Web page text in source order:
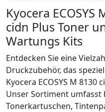
Kyocera ECOSYS
cidn Plus Toner
Wartungs Kits
Entdecken Sie eine
Druckzubehör, das
Kyocera ECOSYS M
Unser Sortiment umfasst
Tonerkartuschen,